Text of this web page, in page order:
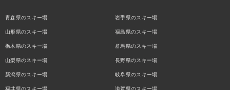
青森県のスキー場 岩手県のスキー場
山形県のスキー場 福島県のスキー場
栃木県のスキー場 群馬県のスキー場
山梨県のスキー場 長野県のスキー場
新潟県のスキー場 岐阜県のスキー場
福井県のスキー場 滋賀県のスキー場